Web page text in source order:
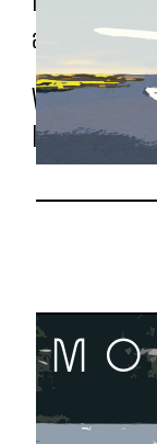
auf Sie.
Viel Spaß
Ihr FLY & SAIL